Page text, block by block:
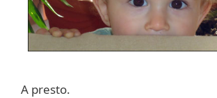
A presto.